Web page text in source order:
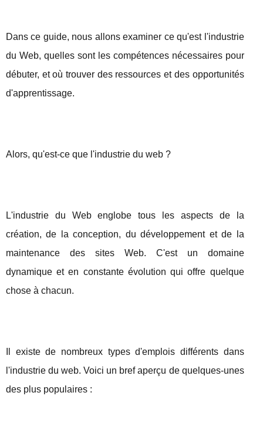
Dans ce guide, nous allons examiner ce qu'est l'industrie
du Web, quelles sont les compétences nécessaires pour
débuter, et où trouver des ressources et des opportunités
d'apprentissage.
Alors, qu'est-ce que l'industrie du web ?
L'industrie du Web englobe tous les aspects de la
création, de la conception, du développement et de la
maintenance des sites Web. C'est un domaine
dynamique et en constante évolution qui offre quelque
chose à chacun.
Il existe de nombreux types d'emplois différents dans
l'industrie du web. Voici un bref aperçu de quelques-unes
des plus populaires :